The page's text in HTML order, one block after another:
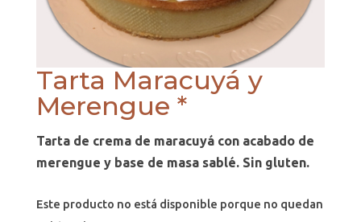
Tarta Maracuyá y
Merengue *
Tarta de crema de maracuyá con acabado de
merengue y base de masa sablé. Sin gluten.
Este producto no está disponible porque no quedan